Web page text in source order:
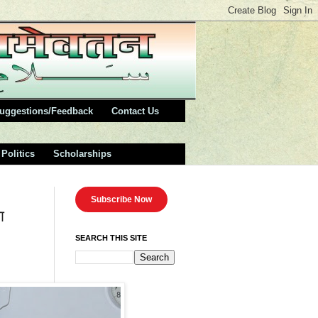
Feedback Contact Us
Politics Scholarships
Subscribe Now
SEARCH THIS SITE